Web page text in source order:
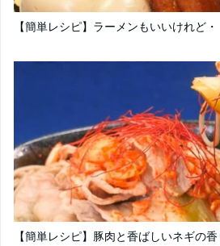
【簡単レシピ】ラーメンもいいけれど
【簡単レシピ】豚肉と香ばしいネギの